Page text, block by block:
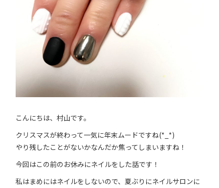
こんにちは、村山です。
クリスマスが終わって一気に年末ムードですね(*_*)
やり残したことがないかなんだか焦ってしまいますね！
今回はこの前のお休みにネイルをした話です！
私はまめにはネイルをしないので、夏ぶりにネイルサロンに